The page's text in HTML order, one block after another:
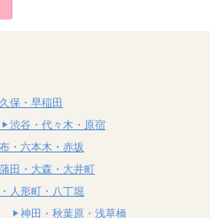
保・早稲田
渋谷・代々木・原宿
・六本木・赤坂
蒲田・大森・大井町
人形町・八丁堀
神田・秋葉原・浅草橋